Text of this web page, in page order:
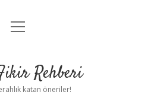
Anasayfa
Uyarı
menüyü
Rehberi
katan öneriler!